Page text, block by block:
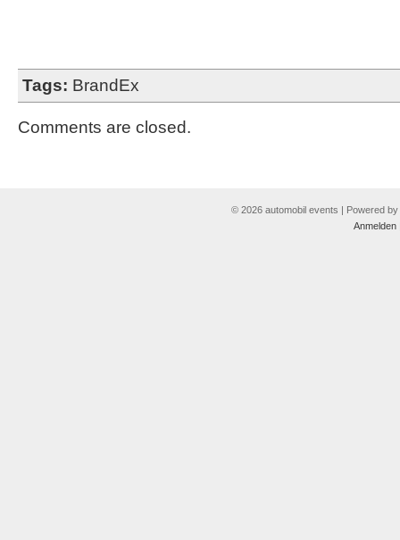
Tags: BrandEx
Comments are closed.
© 2026 automobil events | Powered by
Anmelden|